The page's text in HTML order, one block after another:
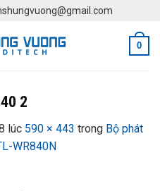
0
2
lúc 590 × 443 trong Bộ phát
WR840N